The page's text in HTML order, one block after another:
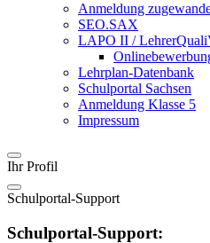
Anmeldung
SEO.SAX
LAPO II /
Lehrplan-Datenbank
Schulportal Sachsen
Anmeldung Klasse 5
Impressum
Ihr Profil
Schulportal-Support
Schulportal-Support: